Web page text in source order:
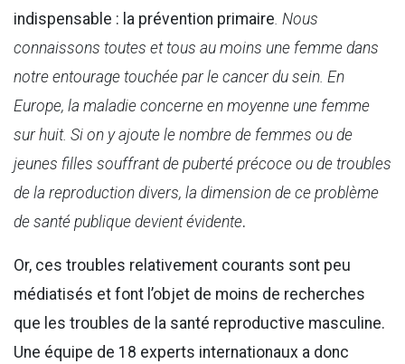
indispensable : la prévention primaire . Nous
connaissons toutes et tous au moins une femme dans
notre entourage touchée par le cancer du sein. En
Europe, la maladie concerne en moyenne une femme
sur huit. Si on y ajoute le nombre de femmes ou de
jeunes filles souffrant de puberté précoce ou de troubles
de la reproduction divers, la dimension de ce problème
de santé publique devient évidente.
Or, ces troubles relativement courants sont peu
médiatisés et font l’objet de moins de recherches
que les troubles de la santé reproductive masculine.
Une équipe de 18 experts internationaux a donc